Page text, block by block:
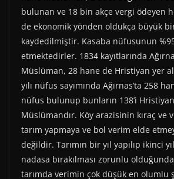
bulunan ve 18 bin akçe vergi ödeyen
de ekonomik yönden oldukça büyük
kaydedilmiştir. Kasaba nüfusunun
etmektedirler. 1834 kayıtlarında
Müslüman, 28 hane de Hristiyan yer
yılı nüfus sayımında Ağırnas’ta 258
nüfus bulunup bunların 138’i Hristiyan,
Müslümandır. Köy arazisinin kıraç ve
tarım yapmaya ve bol verim elde
değildir. Tarımın bir yıl yapılıp ikinci
nadasa bırakılması zorunlu
tarımda verimin çok düşük en olumlu